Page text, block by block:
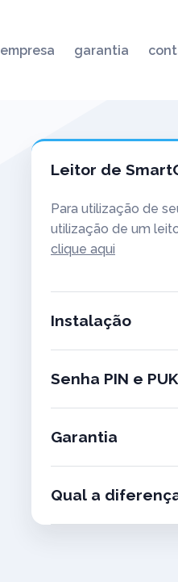
empresa garantia
Leitor de
Para utilização de
utilização de um
clique aqui
Instalação
Senha PIN e PUK
Garantia
Qual a